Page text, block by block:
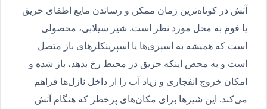
آتش در کوتاه‌ترین زمان ممکن و رساندن مایع اطفای حریق
یا فوم به محل مورد نظر است. شیر سیلابی، محصولی
است که همیشه به اسپری‌ها یا اسپرینکلرهای باز متصل
است و به محض اینکه حریق در محیط رخ بدهد، باز شده و
امکان خروج انفجاری و زیاد آب را از داخل نازل‌ها فراهم
می‌کند. این شیرها برای مکان‌های پرخطر که هنگام آتش